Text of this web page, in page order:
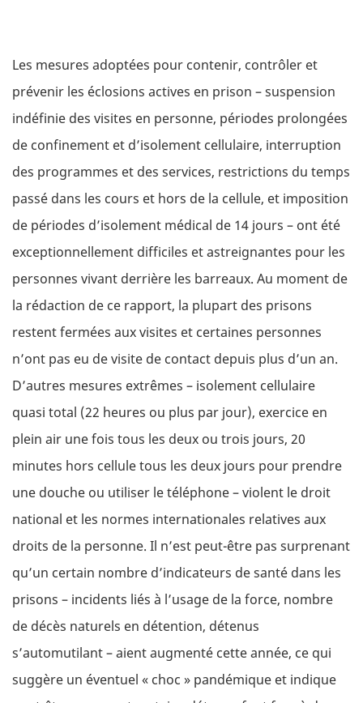
Les mesures adoptées pour contenir, contrôler et
prévenir les éclosions actives en prison – suspension
indéfinie des visites en personne, périodes prolongées
de confinement et d’isolement cellulaire, interruption
des programmes et des services, restrictions du temps
passé dans les cours et hors de la cellule, et imposition
de périodes d’isolement médical de 14 jours – ont été
exceptionnellement difficiles et astreignantes pour les
personnes vivant derrière les barreaux. Au moment de
la rédaction de ce rapport, la plupart des prisons
restent fermées aux visites et certaines personnes
n’ont pas eu de visite de contact depuis plus d’un an.
D’autres mesures extrêmes – isolement cellulaire
quasi total (22 heures ou plus par jour), exercice en
plein air une fois tous les deux ou trois jours, 20
minutes hors cellule tous les deux jours pour prendre
une douche ou utiliser le téléphone – violent le droit
national et les normes internationales relatives aux
droits de la personne. Il n’est peut-être pas surprenant
qu’un certain nombre d’indicateurs de santé dans les
prisons – incidents liés à l’usage de la force, nombre
de décès naturels en détention, détenus
s’automutilant – aient augmenté cette année, ce qui
suggère un éventuel « choc » pandémique et indique